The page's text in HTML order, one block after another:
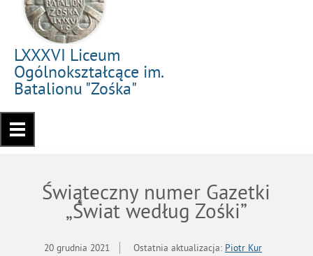
LXXXVI Liceum
Ogólnokształcące im.
Batalionu "Zośka"
Świąteczny numer Gazetki
„Świat według Zośki”
20 grudnia 2021 Ostatnia aktualizacja: Piotr Kur